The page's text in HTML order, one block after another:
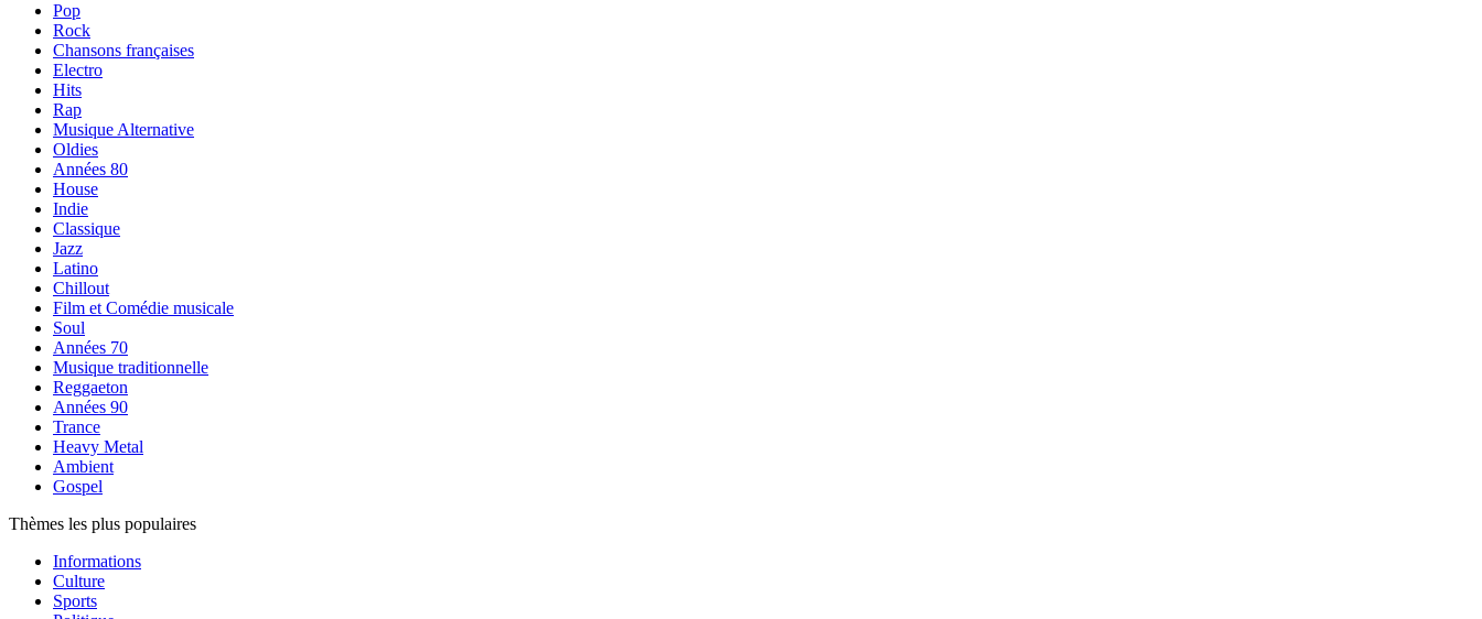
Pop
Rock
Chansons françaises
Electro
Hits
Rap
Musique Alternative
Oldies
Années 80
House
Indie
Classique
Jazz
Latino
Chillout
Film et Comédie musicale
Soul
Années 70
Musique traditionnelle
Reggaeton
Années 90
Trance
Heavy Metal
Ambient
Gospel
Thèmes les plus populaires
Informations
Culture
Sports